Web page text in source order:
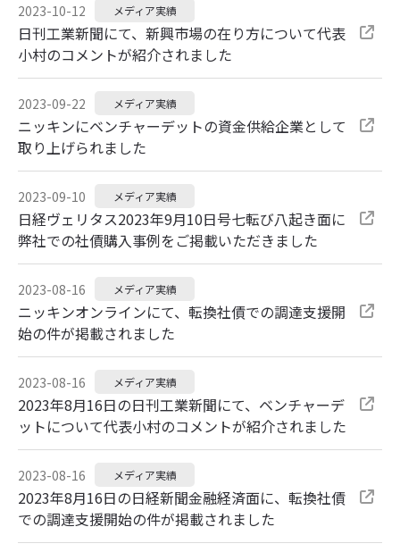
2023-10-12 メディア実績
日刊工業新聞にて、新興市場の在り方について代表
小村のコメントが紹介されました
2023-09-22 メディア実績
ニッキンにベンチャーデットの資金供給企業として
取り上げられました
2023-09-10 メディア実績
日経ヴェリタス2023年9月10日号七転び八起き面に
弊社での社債購入事例をご掲載いただきました
2023-08-16 メディア実績
ニッキンオンラインにて、転換社債での調達支援開
始の件が掲載されました
2023-08-16 メディア実績
2023年8月16日の日刊工業新聞にて、ベンチャーデ
ットについて代表小村のコメントが紹介されました
2023-08-16 メディア実績
2023年8月16日の日経新聞金融経済面に、転換社債
での調達支援開始の件が掲載されました